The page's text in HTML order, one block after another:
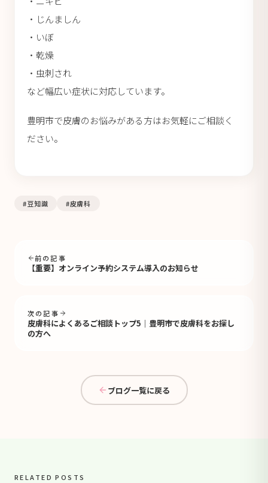
・じんましん
・いぼ
・乾燥
・虫刺され
など幅広い症状に対応しています。
豊明市で皮膚のお悩みがある方はお気軽にご相談く
ださい。
#豆知識 #皮膚科
前の記事
【重要】オンライン予約システム導入のお知らせ
次の記事
皮膚科によくあるご相談トップ5｜豊明市で皮膚科をお探し
の方へ
ブログ一覧に戻る
RELATED POSTS